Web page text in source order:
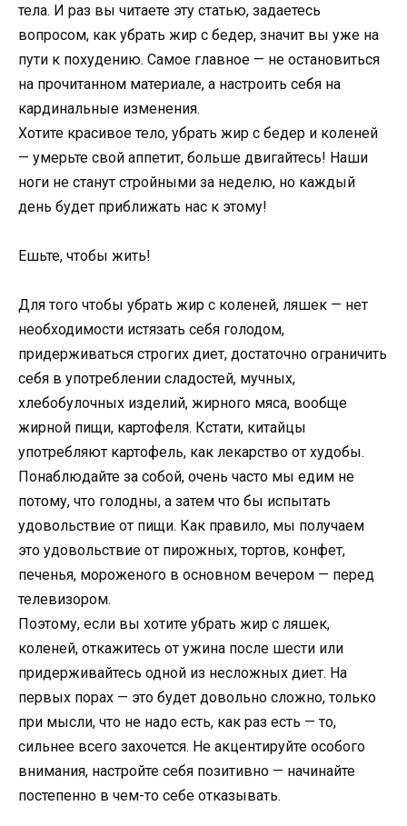
тела. И раз вы читаете эту статью, задаетесь
вопросом, как убрать жир с бедер, значит вы уже на
пути к похудению. Самое главное — не остановиться
на прочитанном материале, а настроить себя на
кардинальные изменения.
Хотите красивое тело, убрать жир с бедер и коленей
— умерьте свой аппетит, больше двигайтесь! Наши
ноги не станут стройными за неделю, но каждый
день будет приближать нас к этому!
Ешьте, чтобы жить!
Для того чтобы убрать жир с коленей, ляшек — нет
необходимости истязать себя голодом,
придерживаться строгих диет, достаточно ограничить
себя в употреблении сладостей, мучных,
хлебобулочных изделий, жирного мяса, вообще
жирной пищи, картофеля. Кстати, китайцы
употребляют картофель, как лекарство от худобы.
Понаблюдайте за собой, очень часто мы едим не
потому, что голодны, а затем что бы испытать
удовольствие от пищи. Как правило, мы получаем
это удовольствие от пирожных, тортов, конфет,
печенья, мороженого в основном вечером — перед
телевизором.
Поэтому, если вы хотите убрать жир с ляшек,
коленей, откажитесь от ужина после шести или
придерживайтесь одной из несложных диет. На
первых порах — это будет довольно сложно, только
при мысли, что не надо есть, как раз есть — то,
сильнее всего захочется. Не акцентируйте особого
внимания, настройте себя позитивно — начинайте
постепенно в чем-то себе отказывать.